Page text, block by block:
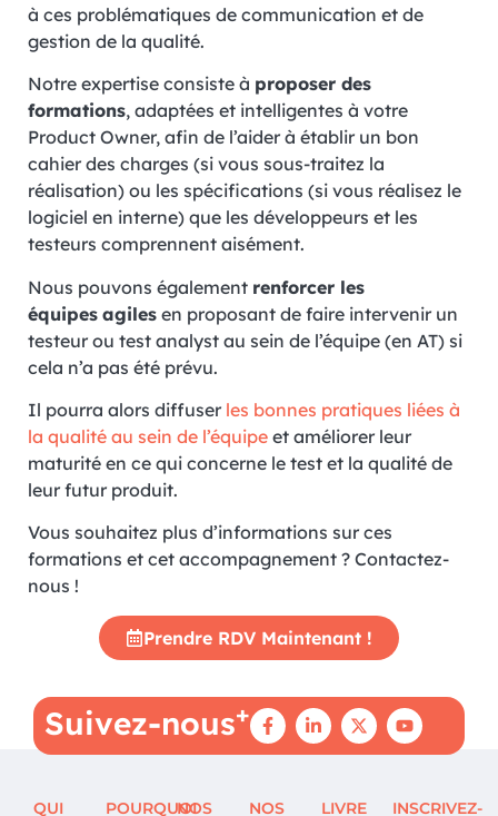
à ces problématiques de communication et de
gestion de la qualité.
Notre expertise consiste à proposer des
formations, adaptées et intelligentes à votre
Product Owner, afin de l’aider à établir un bon
cahier des charges (si vous sous-traitez la
réalisation) ou les spécifications (si vous réalisez le
logiciel en interne) que les développeurs et les
testeurs comprennent aisément.
Nous pouvons également renforcer les
équipes agiles en proposant de faire intervenir un
testeur ou test analyst au sein de l’équipe (en AT) si
cela n’a pas été prévu.
Il pourra alors diffuser les bonnes pratiques liées à
la qualité au sein de l’équipe et améliorer leur
maturité en ce qui concerne le test et la qualité de
leur futur produit.
Vous souhaitez plus d’informations sur ces
formations et cet accompagnement ? Contactez-
nous !
Prendre RDV Maintenant !
Suivez-nous+
QUI POURQUOINOS NOS LIVRE INSCRIVEZ-